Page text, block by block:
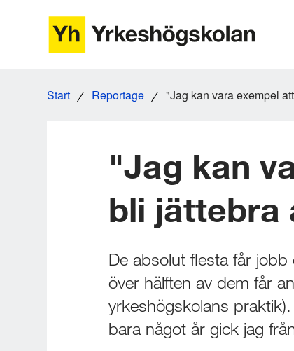
Start Reportage "Jag kan vara exempel
"Jag kan
bli jättebra
De absolut flesta får
över hälften av dem får
yrkeshögskolans
bara något år gick jag